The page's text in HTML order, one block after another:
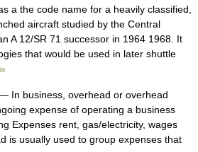
a the code name for a heavily classified,
aircraft studied by the Central
A 12/SR 71 successor in 1964 1968. It
that would be used in later shuttle
In business, overhead or overhead
expense of operating a business
Expenses rent, gas/electricity, wages
is usually used to group expenses that